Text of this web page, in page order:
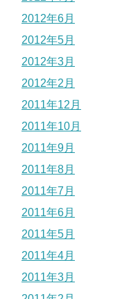
2012年6月
2012年5月
2012年3月
2012年2月
2011年12月
2011年10月
2011年9月
2011年8月
2011年7月
2011年6月
2011年5月
2011年4月
2011年3月